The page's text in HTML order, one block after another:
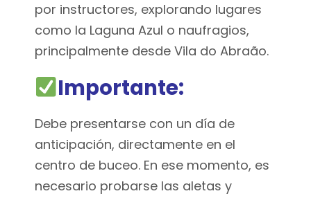
por instructores, explorando lugares
como la Laguna Azul o naufragios,
principalmente desde Vila do Abraão.
Importante:
Debe presentarse con un día de
anticipación, directamente en el
centro de buceo. En ese momento, es
necesario probarse las aletas y